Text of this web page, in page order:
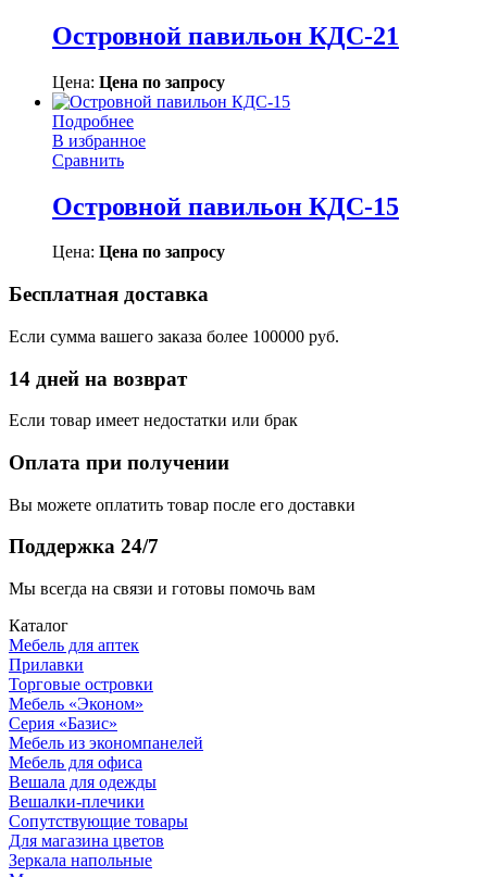
Островной павильон КДС-21
Цена: Цена по запросу
Подробнее
В избранное
Сравнить
Островной павильон КДС-15
Цена: Цена по запросу
Бесплатная доставка
Если сумма вашего заказа более 100000 руб.
14 дней на возврат
Если товар имеет недостатки или брак
Оплата при получении
Вы можете оплатить товар после его доставки
Поддержка 24/7
Мы всегда на связи и готовы помочь вам
Каталог
Мебель для аптек
Прилавки
Торговые островки
Мебель «Эконом»
Серия «Базис»
Мебель из экономпанелей
Мебель для офиса
Вешала для одежды
Вешалки-плечики
Сопутствующие товары
Для магазина цветов
Зеркала напольные